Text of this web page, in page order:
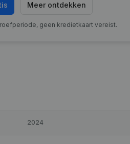
Meer ontdekken
geen kredietkaart vereist.
2024